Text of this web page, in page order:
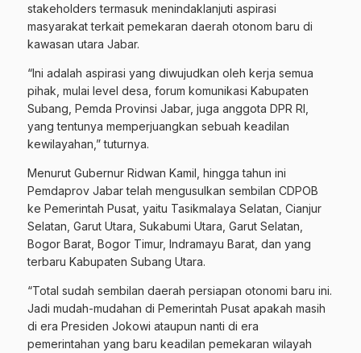
stakeholders termasuk menindaklanjuti aspirasi
masyarakat terkait pemekaran daerah otonom baru di
kawasan utara Jabar.
“Ini adalah aspirasi yang diwujudkan oleh kerja semua
pihak, mulai level desa, forum komunikasi Kabupaten
Subang, Pemda Provinsi Jabar, juga anggota DPR RI,
yang tentunya memperjuangkan sebuah keadilan
kewilayahan,” tuturnya.
Menurut Gubernur Ridwan Kamil, hingga tahun ini
Pemdaprov Jabar telah mengusulkan sembilan CDPOB
ke Pemerintah Pusat, yaitu Tasikmalaya Selatan, Cianjur
Selatan, Garut Utara, Sukabumi Utara, Garut Selatan,
Bogor Barat, Bogor Timur, Indramayu Barat, dan yang
terbaru Kabupaten Subang Utara.
“Total sudah sembilan daerah persiapan otonomi baru ini.
Jadi mudah-mudahan di Pemerintah Pusat apakah masih
di era Presiden Jokowi ataupun nanti di era
pemerintahan yang baru keadilan pemekaran wilayah